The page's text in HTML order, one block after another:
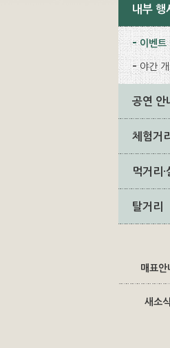
내부 행
이벤트
야간
공연 안
체험거리
먹거리·
탈거리
매표안
새소식